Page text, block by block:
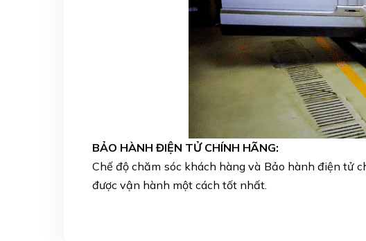
BẢO HÀNH ĐIỆN TỬ CHÍNH HÃNG:
Chế độ chăm sóc khách hàng và Bảo hành điện tử
được vận hành một cách tốt nhất.